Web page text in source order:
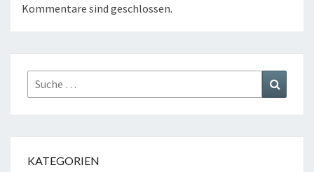
Kommentare sind geschlossen.
Suche
nach:
KATEGORIEN